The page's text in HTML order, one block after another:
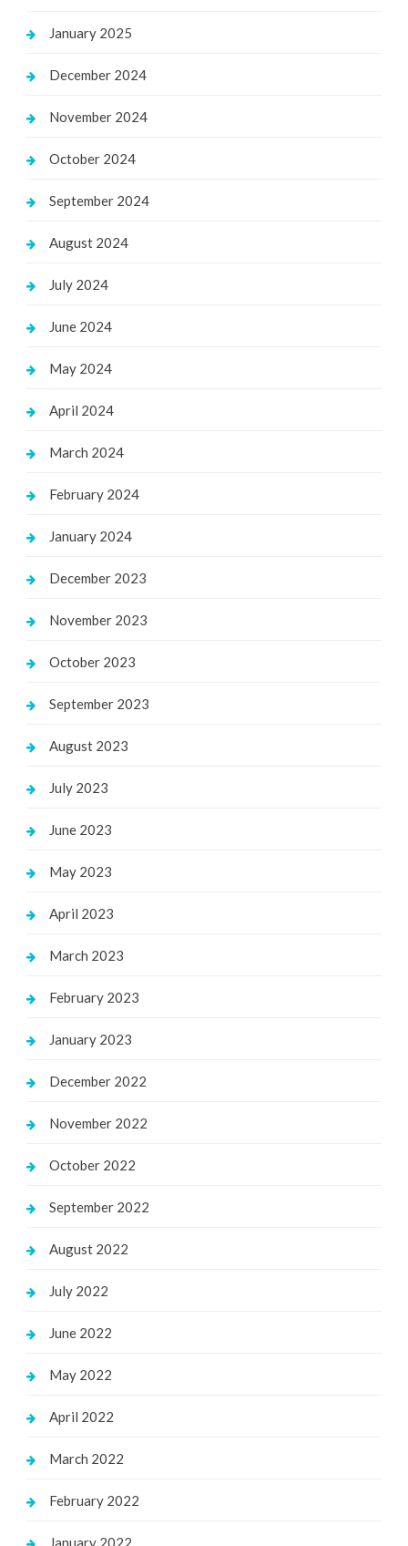
January 2025
December 2024
November 2024
October 2024
September 2024
August 2024
July 2024
June 2024
May 2024
April 2024
March 2024
February 2024
January 2024
December 2023
November 2023
October 2023
September 2023
August 2023
July 2023
June 2023
May 2023
April 2023
March 2023
February 2023
January 2023
December 2022
November 2022
October 2022
September 2022
August 2022
July 2022
June 2022
May 2022
April 2022
March 2022
February 2022
January 2022